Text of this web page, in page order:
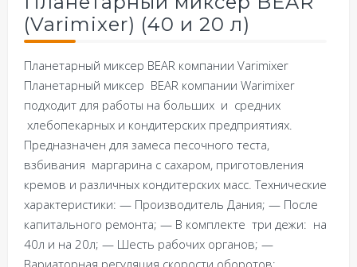
(Varimixer) (40 и 20 л)
Планетарный миксер BEAR компании Varimixer
Планетарный миксер BEAR компании Warimixer
подходит для работы на больших и средних
хлебопекарных и кондитерских предприятиях.
Предназначен для замеса песочного теста,
взбивания маргарина с сахаром, приготовления
кремов и различных кондитерских масс. Технические
характеристики: — Производитель Дания; — После
капитального ремонта; — В комплекте три дежи: на
40л и на 20л; — Шесть рабочих органов; —